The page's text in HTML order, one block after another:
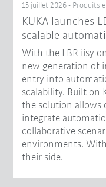
15 juillet 2026 - Produits
KUKA launches
scalable
With the LBR iisy
new generation of
entry into
scalability. Built on
the solution allows
integrate
collaborative
environments.
their side.